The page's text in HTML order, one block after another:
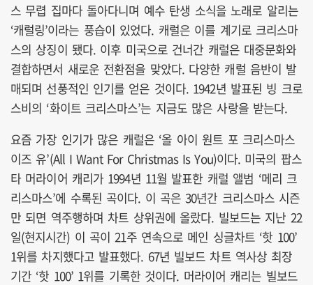
스 무렵 집마다 돌아다니며 예수 탄생 소식을 노래로 알리는
‘캐럴링’이라는 풍습이 있었다. 캐럴은 이를 계기로 크리스마
스의 상징이 됐다. 이후 미국으로 건너간 캐럴은 대중문화와
결합하면서 새로운 전환점을 맞았다. 다양한 캐럴 음반이 발
매되며 선풍적인 인기를 얻은 것이다. 1942년 발표된 빙 크로
스비의 ‘화이트 크리스마스’는 지금도 많은 사랑을 받는다.
요즘 가장 인기가 많은 캐럴은 ‘올 아이 원트 포 크리스마스
이즈 유’(All I Want For Christmas Is You)이다. 미국의 팝스
타 머라이어 캐리가 1994년 11월 발표한 캐럴 앨범 ‘메리 크
리스마스’에 수록된 곡이다. 이 곡은 30년간 크리스마스 시즌
만 되면 역주행하며 차트 상위권에 올랐다. 빌보드는 지난 22
일(현지시간) 이 곡이 21주 연속으로 메인 싱글차트 ‘핫 100’
1위를 차지했다고 발표했다. 67년 빌보드 차트 역사상 최장
기간 ‘핫 100’ 1위를 기록한 것이다. 머라이어 캐리는 빌보드